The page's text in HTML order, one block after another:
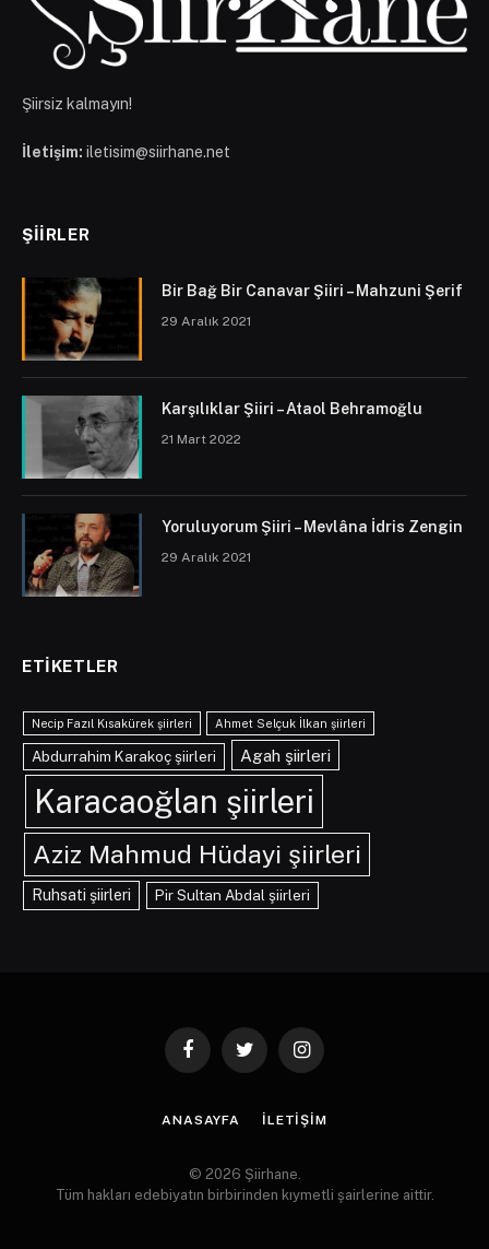
Şiirsiz kalmayın!
İletişim: iletisim@siirhane.net
ŞIIRLER
Bir Bağ Bir Canavar Şiiri – Mahzuni Şerif
29 Aralık 2021
Karşılıklar Şiiri – Ataol Behramoğlu
21 Mart 2022
Yoruluyorum Şiiri – Mevlâna İdris Zengin
29 Aralık 2021
ETIKETLER
Necip Fazıl Kısakürek şiirleri Ahmet Selçuk İlkan şiirleri
Abdurrahim Karakoç şiirleri Agah şiirleri
Karacaoğlan şiirleri
Aziz Mahmud Hüdayi şiirleri
Ruhsati şiirleri Pir Sultan Abdal şiirleri
FacebookTwitter Instagram
ANASAYFA İLETIŞIM
© 2026 Şiirhane.
Tüm hakları edebiyatın birbirinden kıymetli şairlerine aittir.